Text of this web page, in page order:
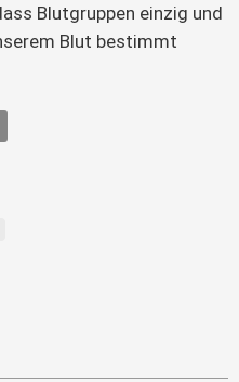
Blutgruppen einzig und
Blut bestimmt